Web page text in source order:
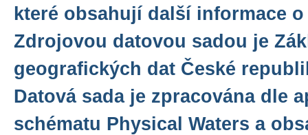
které obsahují další informace
Zdrojovou datovou sadou je
geografických dat České
Datová sada je zpracována dle
schématu Physical Waters a